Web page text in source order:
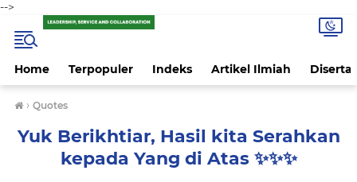
-->
Home Terpopuler Indeks Artikel Ilmiah
› Quotes
Yuk Berikhtiar, Hasil kita Serahkan
kepada Yang di Atas ✨️✨️✨️